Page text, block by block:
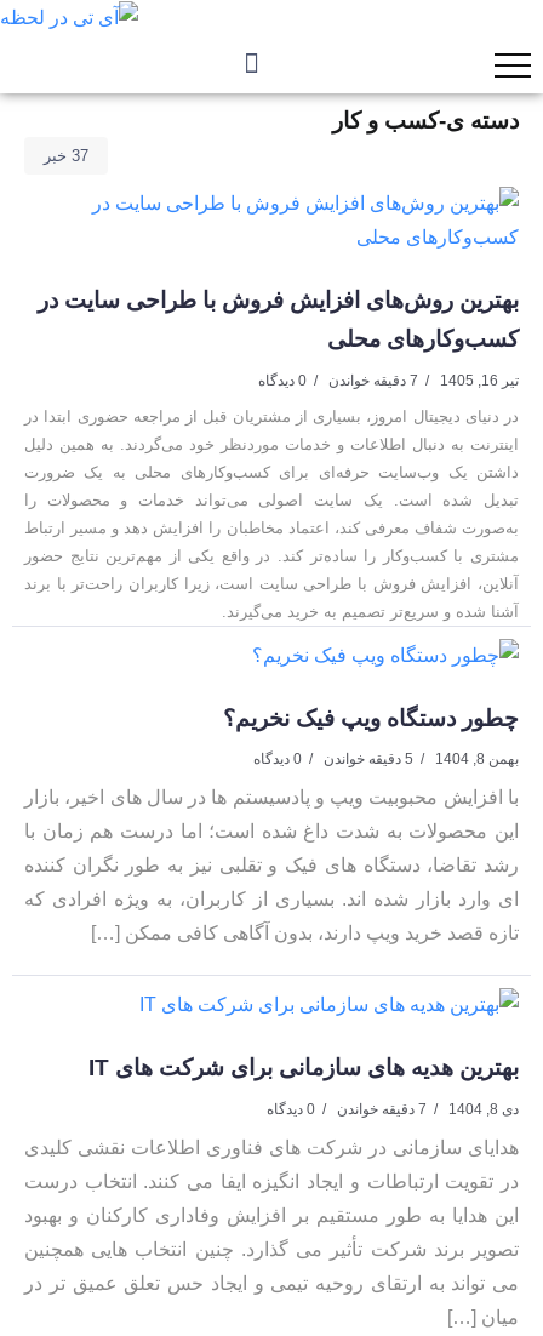
دسته ی-کسب و کار
37 خبر
بهترین روش‌های افزایش فروش با طراحی سایت در
کسب‌وکارهای محلی
تیر 16, 1405 7 دقیقه خواندن 0 دیدگاه
در دنیای دیجیتال امروز، بسیاری از مشتریان قبل از مراجعه حضوری ابتدا در
اینترنت به دنبال اطلاعات و خدمات موردنظر خود می‌گردند. به همین دلیل
داشتن یک وب‌سایت حرفه‌ای برای کسب‌وکارهای محلی به یک ضرورت
تبدیل شده است. یک سایت اصولی می‌تواند خدمات و محصولات را
به‌صورت شفاف معرفی کند، اعتماد مخاطبان را افزایش دهد و مسیر ارتباط
مشتری با کسب‌وکار را ساده‌تر کند. در واقع یکی از مهم‌ترین نتایج حضور
آنلاین، افزایش فروش با طراحی سایت است، زیرا کاربران راحت‌تر با برند
آشنا شده و سریع‌تر تصمیم به خرید می‌گیرند.
چطور دستگاه ویپ فیک نخریم؟
بهمن 8, 1404 5 دقیقه خواندن 0 دیدگاه
با افزایش محبوبیت ویپ و پادسیستم ها در سال های اخیر، بازار
این محصولات به شدت داغ شده است؛ اما درست هم زمان با
رشد تقاضا، دستگاه های فیک و تقلبی نیز به طور نگران کننده
ای وارد بازار شده اند. بسیاری از کاربران، به ویژه افرادی که
تازه قصد خرید ویپ دارند، بدون آگاهی کافی ممکن […]
بهترین هدیه های سازمانی برای شرکت های IT
دی 8, 1404 7 دقیقه خواندن 0 دیدگاه
هدایای سازمانی در شرکت های فناوری اطلاعات نقشی کلیدی
در تقویت ارتباطات و ایجاد انگیزه ایفا می کنند. انتخاب درست
این هدایا به طور مستقیم بر افزایش وفاداری کارکنان و بهبود
تصویر برند شرکت تأثیر می گذارد. چنین انتخاب هایی همچنین
می تواند به ارتقای روحیه تیمی و ایجاد حس تعلق عمیق تر در
میان […]